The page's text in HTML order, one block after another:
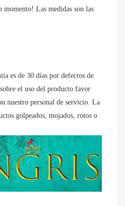
momento! Las medidas son las
es de 30 días por defectos de
el uso del producto favor
nuestro personal de servicio. La
golpeados, mojados, rotos o